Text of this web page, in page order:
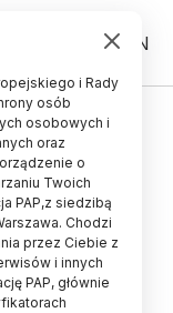
PL EN
Co
i Rady
osób
osobowych i
oraz
o
Twoich
PAP,z siedzibą
Chodzi
przez Ciebie z
i innych
PAP, głównie